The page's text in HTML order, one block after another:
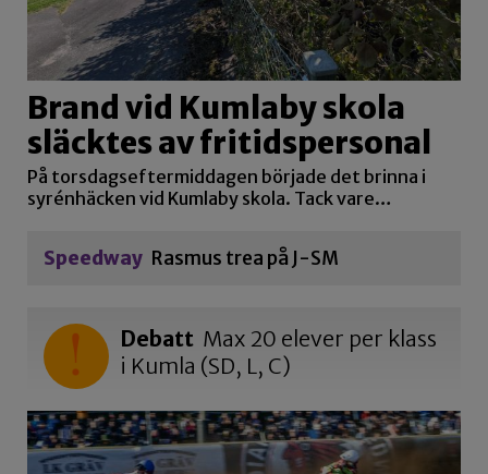
Brand vid Kumlaby skola
släcktes av fritidspersonal
På torsdagseftermiddagen började det brinna i
syrénhäcken vid Kumlaby skola. Tack vare…
Speedway Rasmus trea på J-SM
Debatt Max 20 elever per klass
i Kumla (SD, L, C)